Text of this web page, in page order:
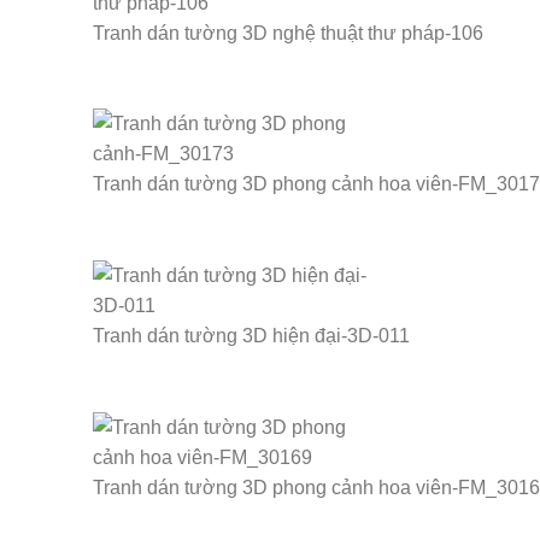
Tranh dán tường 3D nghệ thuật thư pháp-106
Tranh dán tường 3D phong cảnh hoa viên-
Tranh dán tường 3D hiện đại-3D-011
Tranh dán tường 3D phong cảnh hoa viên-